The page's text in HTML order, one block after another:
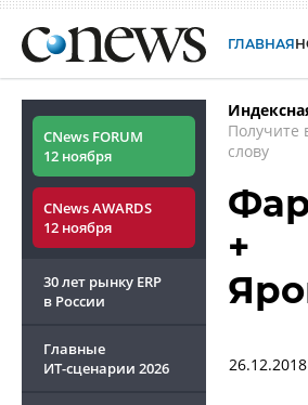
ГЛАВНАЯ
CNews FORUM
12 ноября
CNews AWARDS
12 ноября
30 лет рынку ERP
в России
Главные
ИТ-сценарии 2026
Получите
слову
+
26.12.2018